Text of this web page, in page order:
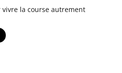
vivre la course autrement